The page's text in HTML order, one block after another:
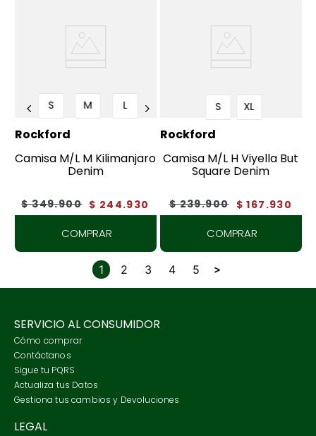
S M L
Rockford
Camisa M/L M Kilimanjaro
Denim
$ 349.900 $ 244.930
COMPRAR
S XL
Rockford
Camisa M/L H Viyella But
Square Denim
$ 239.900 $ 167 .930
COMPRAR
1 2 3 4 5
SERVICIO AL CONSUMIDOR
Cómo comprar
Contáctanos
Sigue tu PQRS
Actualiza tus Datos
Gestiona tus cambios y Devoluciones
LEGAL